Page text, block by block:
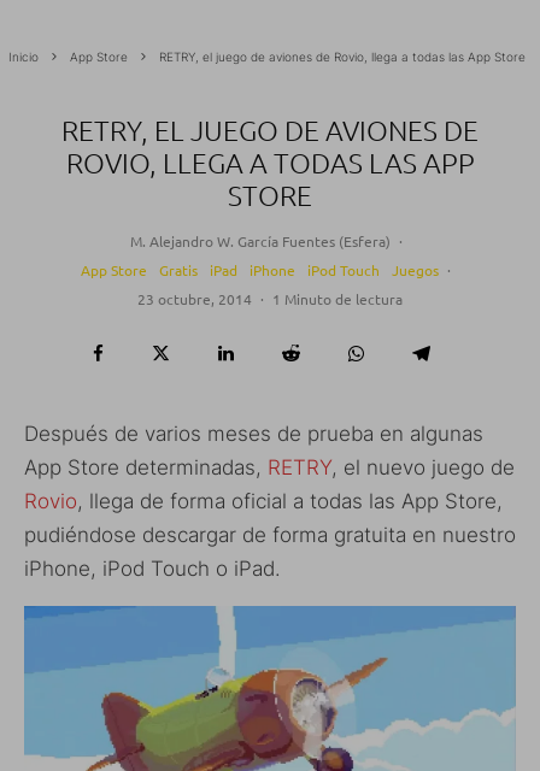
Inicio App Store RETRY, el juego de aviones de Rovio, llega a todas las App Store
RETRY, EL JUEGO DE AVIONES DE
ROVIO, LLEGA A TODAS LAS APP
STORE
M. Alejandro W. García Fuentes (Esfera) ·
App Store
Gratis iPad iPhone iPod Touch Juegos ·
23 octubre, 2014 · 1 Minuto de lectura
Después de varios meses de prueba en algunas
App Store determinadas, RETRY, el nuevo juego de
Rovio, llega de forma oficial a todas las App Store,
pudiéndose descargar de forma gratuita en nuestro
iPhone, iPod Touch o iPad.